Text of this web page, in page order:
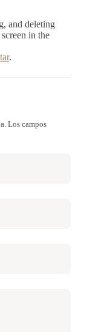
and deleting
in the
.
Los campos